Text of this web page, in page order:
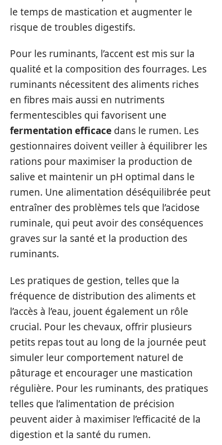
le temps de mastication et augmenter le
risque de troubles digestifs.
Pour les ruminants, l’accent est mis sur la
qualité et la composition des fourrages. Les
ruminants nécessitent des aliments riches
en fibres mais aussi en nutriments
fermentescibles qui favorisent une
fermentation efficace dans le rumen. Les
gestionnaires doivent veiller à équilibrer les
rations pour maximiser la production de
salive et maintenir un pH optimal dans le
rumen. Une alimentation déséquilibrée peut
entraîner des problèmes tels que l’acidose
ruminale, qui peut avoir des conséquences
graves sur la santé et la production des
ruminants.
Les pratiques de gestion, telles que la
fréquence de distribution des aliments et
l’accès à l’eau, jouent également un rôle
crucial. Pour les chevaux, offrir plusieurs
petits repas tout au long de la journée peut
simuler leur comportement naturel de
pâturage et encourager une mastication
régulière. Pour les ruminants, des pratiques
telles que l’alimentation de précision
peuvent aider à maximiser l’efficacité de la
digestion et la santé du rumen.